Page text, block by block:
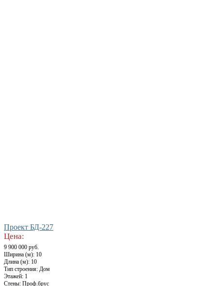
Проект БД-227
Цена:
9 900 000 руб.
Ширина (м): 10
Длина (м): 10
Тип строения: Дом
Этажей: 1
Стены: Проф.брус